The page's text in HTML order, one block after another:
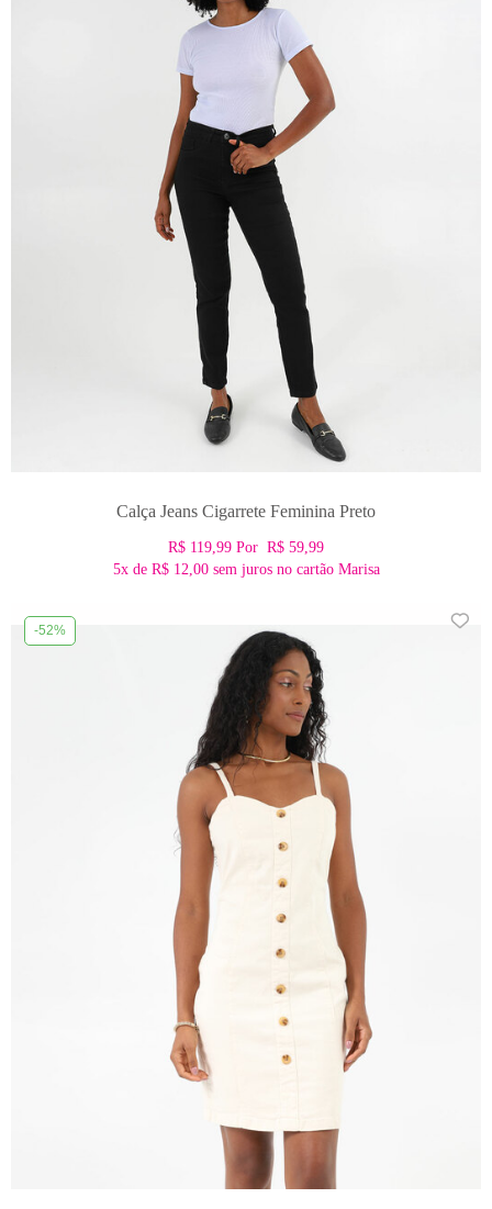
Calça Jeans Cigarrete Feminina Preto
R$ 119,99 Por R$ 59,99
5xde R$ 12,00sem juros no cartão Marisa
-52%